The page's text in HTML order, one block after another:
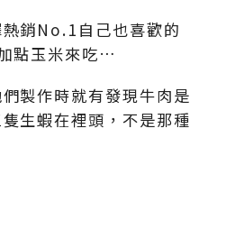
銷No.1自己也喜歡的
點玉米來吃…
製作時就有發現牛肉是
生蝦在裡頭，不是那種